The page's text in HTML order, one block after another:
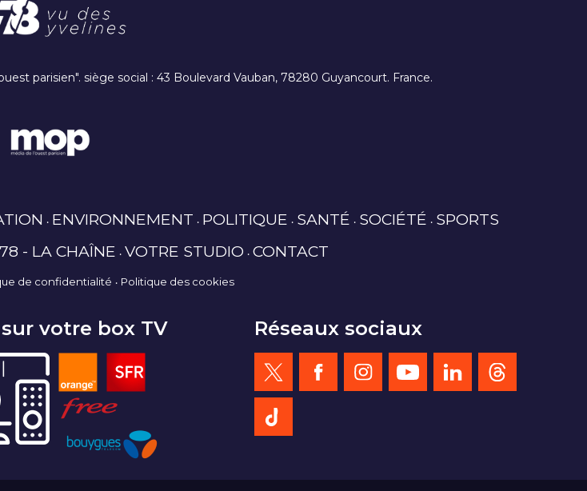
parisien". siège social : 43 Boulevard Vauban, 78280 Guyancourt. France.
ENVIRONNEMENT POLITIQUE SANTÉ SOCIÉTÉ SPORTS
- LA CHAÎNE VOTRE STUDIO CONTACT
de confidentialité Politique des cookies
votre box TV Réseaux sociaux